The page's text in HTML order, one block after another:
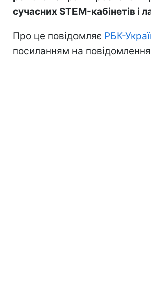
сучасних STEM-кабінетів і
Про це повідомляє РБК-
посиланням на повідомлення